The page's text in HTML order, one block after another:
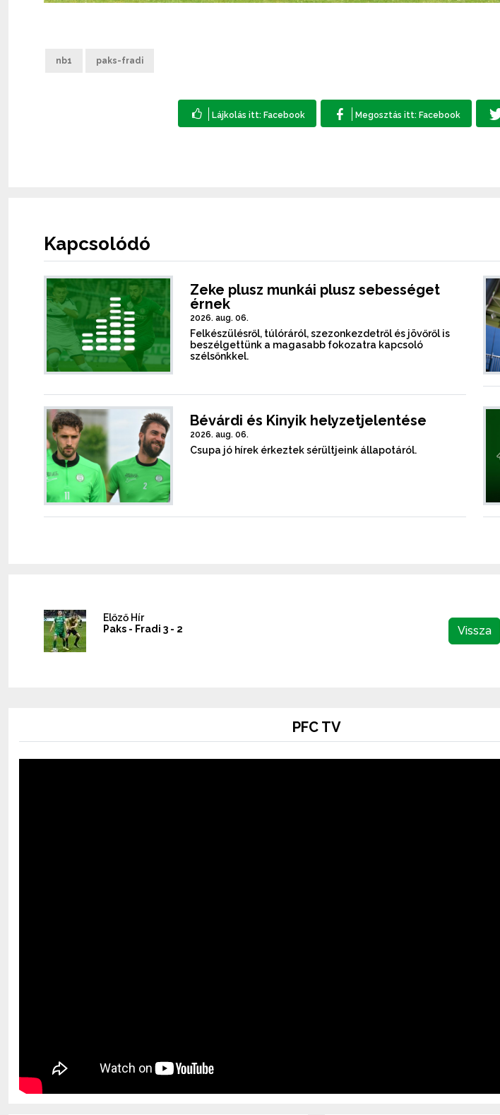
nb1 paks-fradi
Kapcsolódó
Zeke plusz munkái plusz sebességet
érnek
2026. aug. 06.
Felkészülésről, túlóráról, szezonkezdetről és jövőről is
beszélgettünk a magasabb fokozatra kapcsoló
szélsőnkkel.
Bévárdi és Kinyik helyzetjelentése
2026. aug. 06.
Csupa jó hírek érkeztek sérültjeink állapotáról.
Előző Hír
Paks - Fradi 3 - 2
Vissza
PFC TV